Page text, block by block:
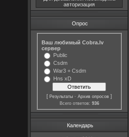
авторизация
Опрос
Ваш любимый Cobra.lv
сервер
Public
Csdm
War3 + Csdm
Hns xD
[Результаты ·Архив опросов ]
Всего ответов: 936
Календарь